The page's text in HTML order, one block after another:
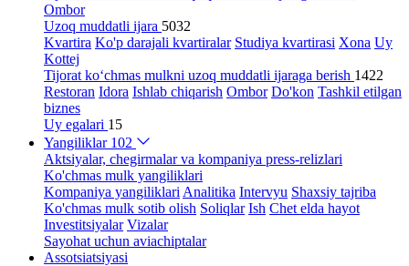
Ombor
Uzoq muddatli ijara 5032
Kvartira Ko'p darajali kvartiralar Studiya kvartirasi Xona Uy
Kottej
Tijorat ko‘chmas mulkni uzoq muddatli ijaraga berish 1422
Restoran Idora Ishlab chiqarish Ombor Do'kon Tashkil etilgan
biznes
Uy egalari 15
Yangiliklar 102
Aktsiyalar, chegirmalar va kompaniya press-relizlari
Ko'chmas mulk yangiliklari
Kompaniya yangiliklari Analitika Intervyu Shaxsiy tajriba
Ko'chmas mulk sotib olish Soliqlar Ish Chet elda hayot
Investitsiyalar Vizalar
Sayohat uchun aviachiptalar
Assotsiatsiyasi